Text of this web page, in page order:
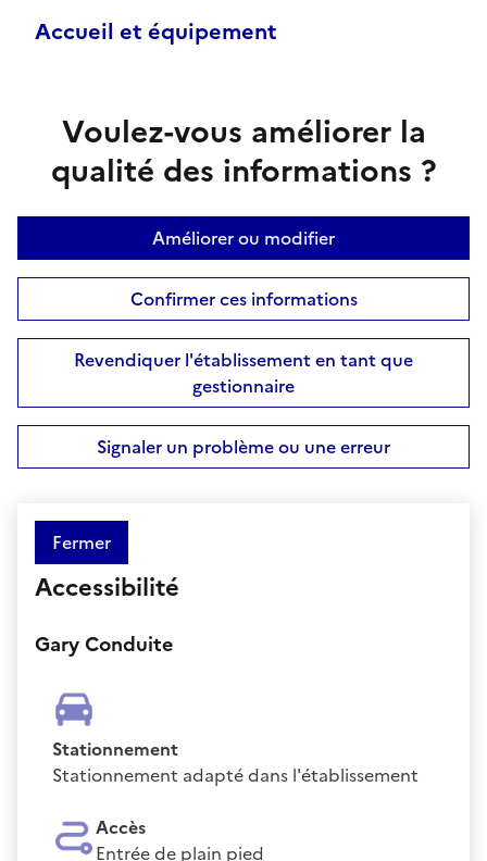
Accueil et équipement
Voulez-vous améliorer la
qualité des informations ?
Améliorer ou modifier
Confirmer ces informations
Revendiquer l'établissement en tant que
gestionnaire
Signaler un problème ou une erreur
Fermer
Accessibilité
Gary Conduite
Stationnement
Stationnement adapté dans l'établissement
Accès
Entrée de plain pied